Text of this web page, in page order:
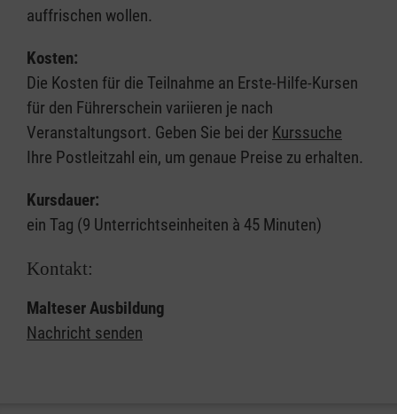
auffrischen wollen.
Kosten:
Die Kosten für die Teilnahme an Erste-Hilfe-Kursen
für den Führerschein variieren je nach
Veranstaltungsort. Geben Sie bei der Kurssuche
Ihre Postleitzahl ein, um genaue Preise zu erhalten.
Kursdauer:
ein Tag (9 Unterrichtseinheiten à 45 Minuten)
Kontakt:
Malteser Ausbildung
Nachricht senden